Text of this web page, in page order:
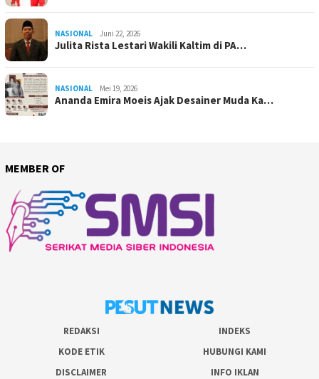
NASIONAL Juni 22, 2026
Julita Rista Lestari Wakili Kaltim di PA…
NASIONAL Mei 19, 2026
Ananda Emira Moeis Ajak Desainer Muda Ka…
MEMBER OF
REDAKSI
INDEKS
KODE ETIK
HUBUNGI KAMI
DISCLAIMER
INFO IKLAN